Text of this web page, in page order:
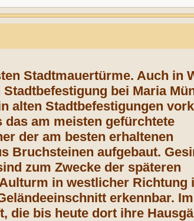
Stadt­mauertürme. Auch in
bei Maria
alten Stadtbe­festigungen
am meisten gefürchtete
der am besten erhaltenen
Bruchsteinen aufgebaut.
zum Zwecke der späteren
in westlicher Richtung
erkennbar.
die bis heute dort ihre